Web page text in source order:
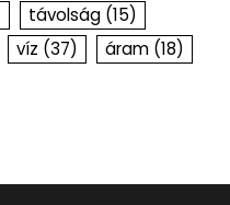
távolság (15)
víz (37) áram (18)